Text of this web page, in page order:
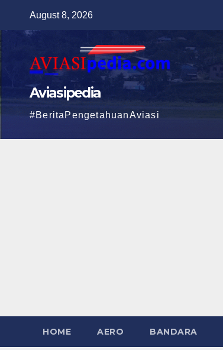
content
August 8, 2026
Aviasipedia
#BeritaPengetahuanAviasi
HOME AERO BANDARA